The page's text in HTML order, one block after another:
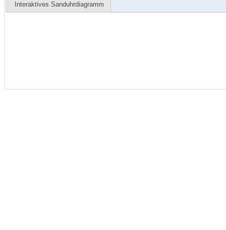
Interaktives Sanduhrdiagramm